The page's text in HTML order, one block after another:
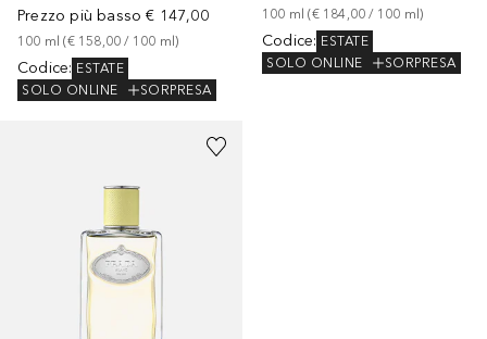
Prezzo più basso € 147,00
100 ml (€ 158,00 / 100 ml)
Codice: ESTATE
SOLO ONLINE
SORPRESA
100 ml (€ 184,00 / 100 ml)
Codice: ESTATE
SOLO ONLINE
SORPRESA